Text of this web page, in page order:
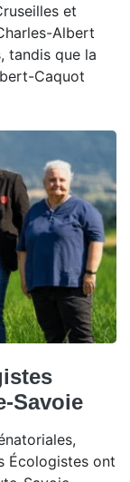
et
Albert
tandis que la
Caquot
Savoie
Écologistes ont